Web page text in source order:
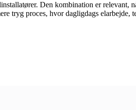
Den kombination er relevant,
tryg proces, hvor dagligdags